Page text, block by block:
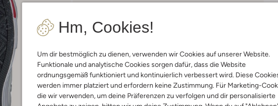
Hm, Cookies!
Um dir bestmöglich zu dienen, verwenden wir Cookies auf unserer Website.
Funktionale und analytische Cookies sorgen dafür, dass die Website
ordnungsgemäß funktioniert und kontinuierlich verbessert wird. Diese
werden immer platziert und erfordern keine Zustimmung. Für Marketing-
die wir verwenden, um deine Präferenzen zu verfolgen und dir personalisierte